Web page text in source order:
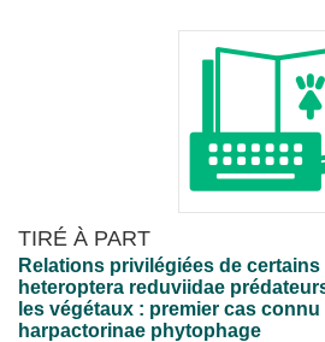
TIRÉ À PART
Relations privilégiées de certains
heteroptera reduviidae
les végétaux : premier cas
harpactorinae phytophage